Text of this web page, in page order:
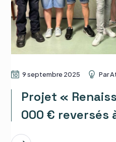
9 septembre 2025 Par
Projet «
000 € reversés à